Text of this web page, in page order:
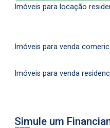
Imóveis para locação
Imóveis para venda
Imóveis para venda
Simule um